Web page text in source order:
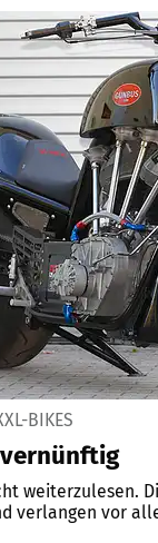
BIKES
weiterzulesen.
verlangen vor